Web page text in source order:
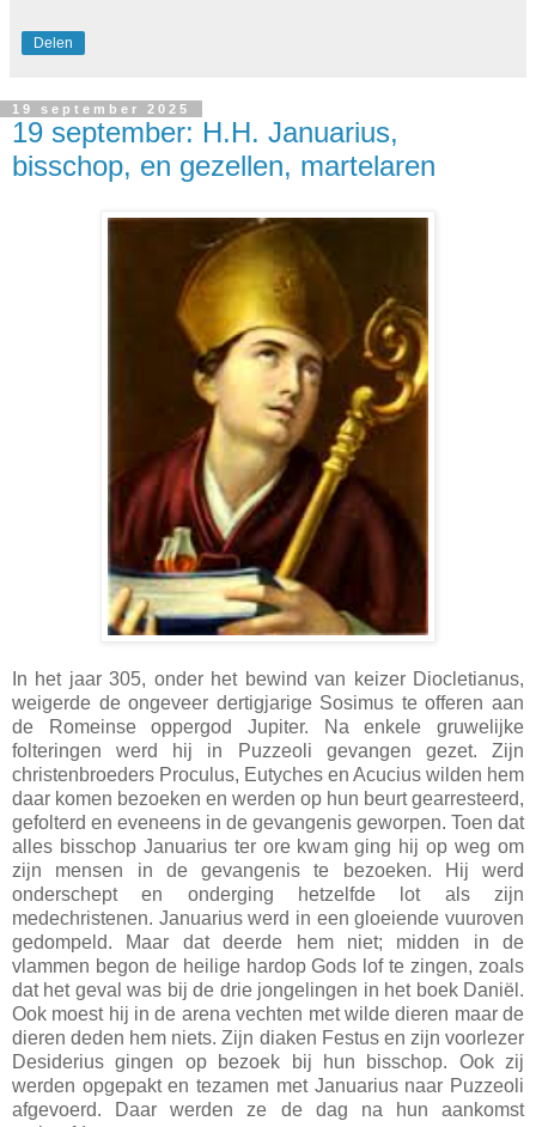
Delen
19 september 2025
19 september: H.H. Januarius,
bisschop, en gezellen, martelaren
In het jaar 305, onder het bewind van keizer Diocletianus,
weigerde de ongeveer dertigjarige Sosimus te offeren aan
de Romeinse oppergod Jupiter. Na enkele gruwelijke
folteringen werd hij in Puzzeoli gevangen gezet. Zijn
christenbroeders Proculus, Eutyches en Acucius wilden hem
daar komen bezoeken en werden op hun beurt gearresteerd,
gefolterd en eveneens in de gevangenis geworpen. Toen dat
alles bisschop Januarius ter ore kwam ging hij op weg om
zijn mensen in de gevangenis te bezoeken. Hij werd
onderschept en onderging hetzelfde lot als zijn
medechristenen. Januarius werd in een gloeiende vuuroven
gedompeld. Maar dat deerde hem niet; midden in de
vlammen begon de heilige hardop Gods lof te zingen, zoals
dat het geval was bij de drie jongelingen in het boek Daniël.
Ook moest hij in de arena vechten met wilde dieren maar de
dieren deden hem niets. Zijn diaken Festus en zijn voorlezer
Desiderius gingen op bezoek bij hun bisschop. Ook zij
werden opgepakt en tezamen met Januarius naar Puzzeoli
afgevoerd. Daar werden ze de dag na hun aankomst